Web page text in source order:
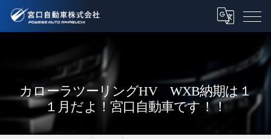
カローラツーリングHV WXB納期は１
１月だよ！宮口自動車です！！